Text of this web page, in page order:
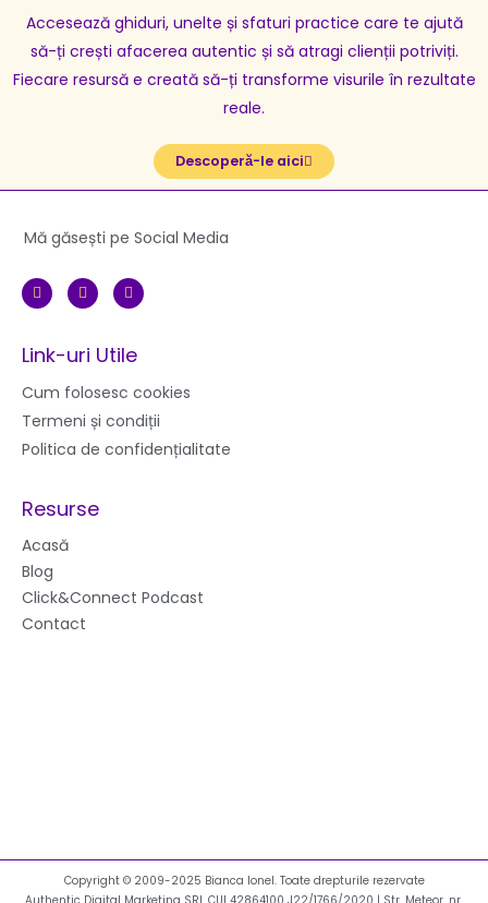
Accesează ghiduri, unelte și sfaturi practice care te ajută
să-ți crești afacerea autentic și să atragi clienții potriviți.
Fiecare resursă e creată să-ți transforme visurile în rezultate
reale.
Descoperă-le aici
Mă găsești pe Social Media
F
a
c
o
k
I
n
s
a
g
a
Y
o
u
b
Link-uri Utile
Cum folosesc cookies
Termeni și condiții
Politica de confidențialitate
Resurse
Acasă
Blog
Click&Connect Podcast
Contact
Copyright © 2009-2025 Bianca Ionel. Toate drepturile rezervate